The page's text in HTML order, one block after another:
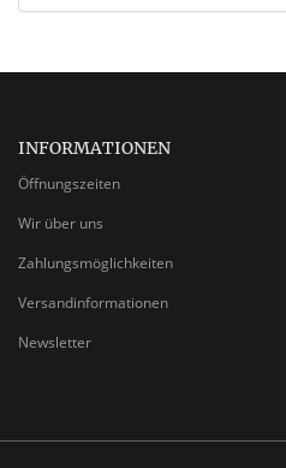
INFORMATIONEN
Öffnungszeiten
Wir über uns
Zahlungsmöglichkeiten
Versandinformationen
Newsletter